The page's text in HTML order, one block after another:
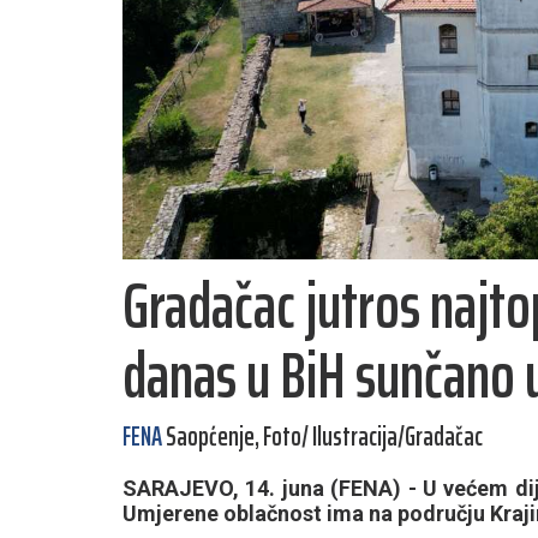
Gradačac jutros
danas u BiH
FENASaopćenje, Foto/ Ilustracija/Gradačac
SARAJEVO, 14. juna (FENA) - U većem
Umjerene oblačnost ima na području